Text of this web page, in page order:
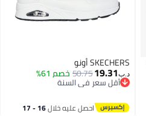
SKECHERS أونو
د.ب‏19.31
50.75خصم 61%
أقل سعر في السنة
أقل سعر في السنة
احصل عليه خلال 16 - 17